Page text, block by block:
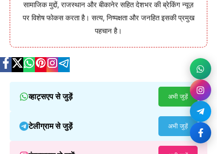
सामाजिक मुद्दों, राजस्थान और बीकानेर सहित देशभर की ब्रेकिंग न्यूज़
पर विशेष फोकस करता है। सत्य, निष्पक्षता और जनहित इसकी प्रमुख
पहचान है।
व्हाट्सएप से जुड़ें अभी जुड़ें
टेलीग्राम से जुड़ें अभी जुड़ें